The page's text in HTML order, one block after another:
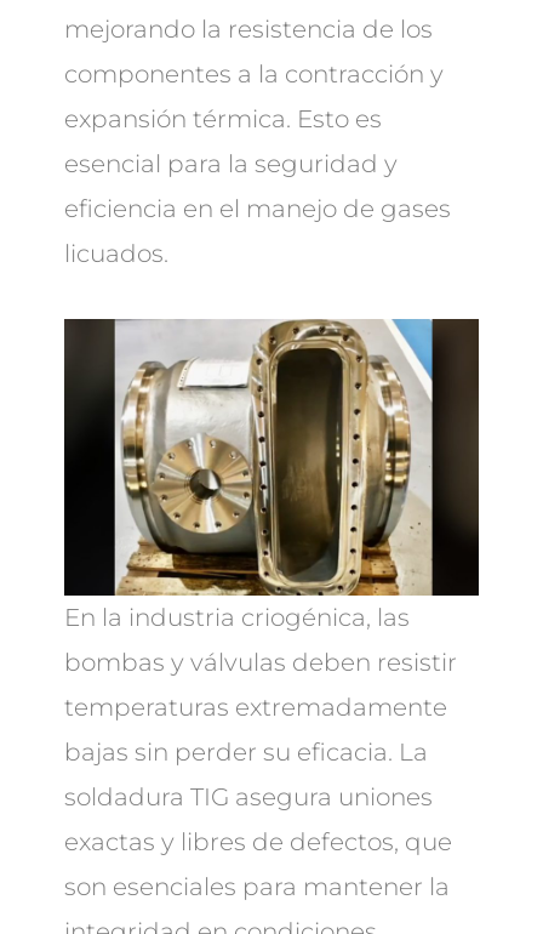
mejorando la resistencia de los
componentes a la contracción y
expansión térmica. Esto es
esencial para la seguridad y
eficiencia en el manejo de gases
licuados.
En la industria criogénica, las
bombas y válvulas deben resistir
temperaturas extremadamente
bajas sin perder su eficacia. La
soldadura TIG asegura uniones
exactas y libres de defectos, que
son esenciales para mantener la